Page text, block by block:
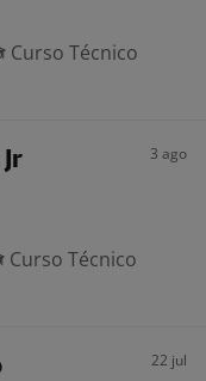
Curso Técnico
3 ago
Curso Técnico
22 jul